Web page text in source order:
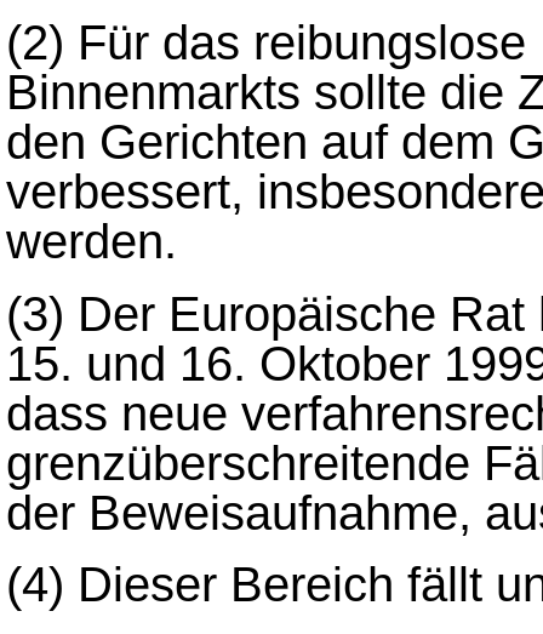
(2) Für das
Binnenmarkts sollte die
den Gerichten auf dem
verbessert,
werden.
(3) Der Europäische
15. und 16. Oktober
dass neue
grenzüberschreitende
der Beweisaufnahme,
(4) Dieser Bereich fällt